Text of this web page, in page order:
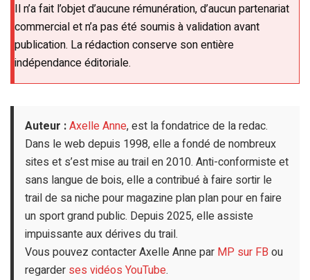
Il n’a fait l’objet d’aucune rémunération, d’aucun partenariat
commercial et n’a pas été soumis à validation avant
publication. La rédaction conserve son entière
indépendance éditoriale.
Auteur :Axelle Anne, est la fondatrice de la redac.
Dans le web depuis 1998, elle a fondé de nombreux
sites et s’est mise au trail en 2010. Anti-conformiste et
sans langue de bois, elle a contribué à faire sortir le
trail de sa niche pour magazine plan plan pour en faire
un sport grand public. Depuis 2025, elle assiste
impuissante aux dérives du trail.
Vous pouvez contacter Axelle Anne par MP sur FB ou
regarder ses vidéos YouTube.